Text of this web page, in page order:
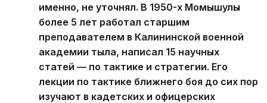
именно, не уточнял. В 1950-х Момышулы
более 5 лет работал старшим
преподавателем в Калининской военной
академии тыла, написал 15 научных
статей — по тактике и стратегии. Его
лекции по тактике ближнего боя до сих пор
изучают в кадетских и офицерских